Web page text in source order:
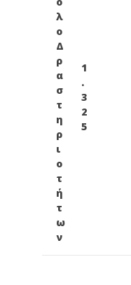
λ
ο
Δ
ρ
α
σ
τ
η
ρ
ι
ο
τ
ή
τ
ω
ν
1
.
3
2
5